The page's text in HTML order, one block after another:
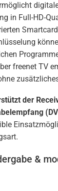
in Full-HD-
freenet TV
der
&